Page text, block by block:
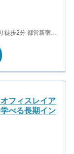
徒歩2分 都営新宿線
フィスレイア
べる長期イン